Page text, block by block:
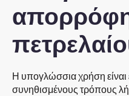
Η υπογλώσσια χρήση είναι
συνηθισμένους τρόπους